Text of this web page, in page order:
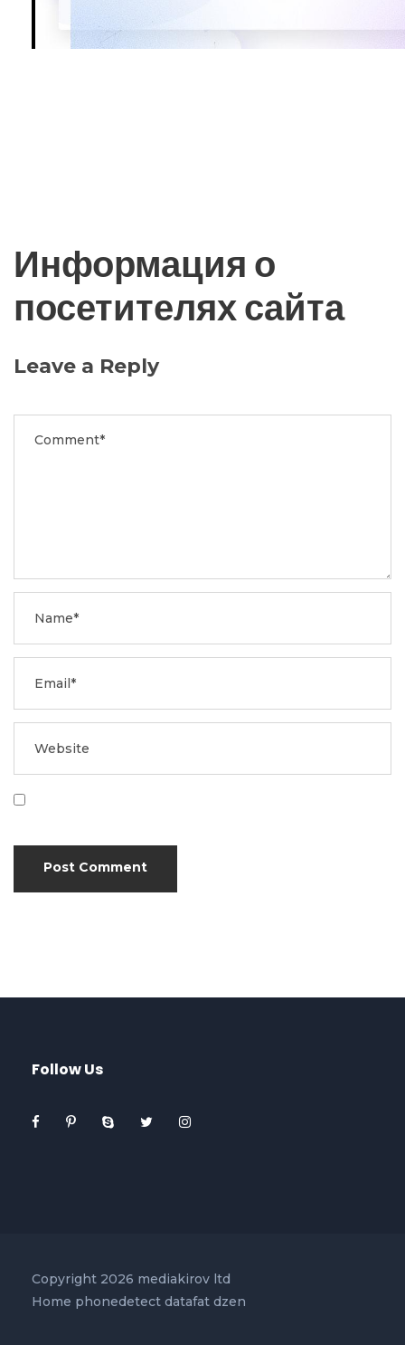
Информация о
посетителях сайта
Leave a Reply
Follow Us
Copyright 2026 mediakirov ltd
Home phonedetect datafat dzen